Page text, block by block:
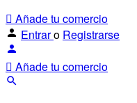
Añade tu comercio
Entraro Registrarse
Añade tu comercio